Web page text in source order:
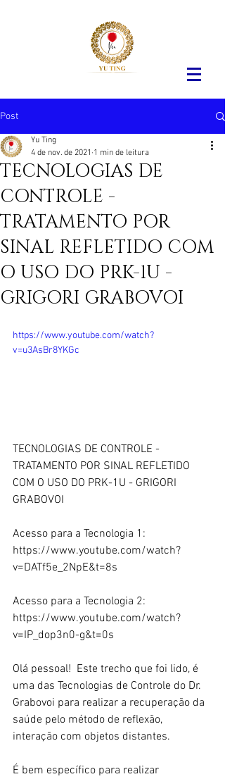
Post
TECNOLOGIAS DE
CONTROLE -
TRATAMENTO POR
SINAL REFLETIDO COM
O USO DO PRK-1U -
GRIGORI GRABOVOI
Yu Ting
4 de nov. de 2021 1 min de leitura
https://www.youtube.com/watch?
v=u3AsBr8YKGc
TECNOLOGIAS DE CONTROLE -
TRATAMENTO POR SINAL REFLETIDO
COM O USO DO PRK-1U - GRIGORI
GRABOVOI
Acesso para a Tecnologia 1:
https://www.youtube.com/watch?
v=DATf5e_2NpE&t=8s
Acesso para a Tecnologia 2:
https://www.youtube.com/watch?
v=IP_dop3n0-g&t=0s
Olá pessoal!  Este trecho que foi lido, é
uma das Tecnologias de Controle do Dr.
Grabovoi para realizar a recuperação da
saúde pelo método de reflexão,
interação com objetos distantes.
É bem específico para realizar